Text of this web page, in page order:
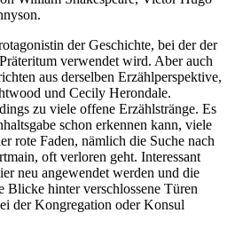
der Geschichte, bei der der
verwendet wird. Aber auch
aus derselben Erzählperspektive,
und Cecily Herondale.
zu viele offene Erzählstränge. Es
schon erkennen kann, viele
rote Faden, nämlich die Suche nach
oft verloren geht. Interessant
neu angewendet werden und die
Blicke hinter verschlossene Türen
der Kongregation oder Konsul